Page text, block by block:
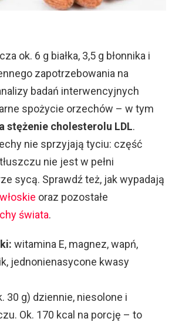
ok. 6 g białka, 3,5 g błonnika i
zapotrzebowania na
badań interwencyjnych
spożycie orzechów – w tym
stężenie cholesterolu LDL.
nie sprzyjają tyciu: część
nie jest w pełni
sycą. Sprawdź też, jak wypadają
oraz pozostałe
świata.
witamina E, magnez, wapń,
jednonienasycone kwasy
30 g) dziennie, niesolone i
Ok. 170 kcal na porcję – to